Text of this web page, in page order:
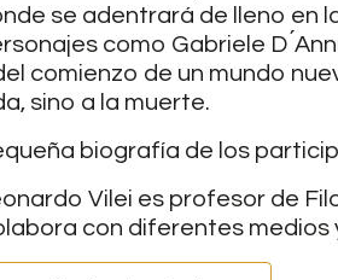
se adentrará de lleno en
como Gabriele D
comienzo de un mundo
sino a la muerte.
biografía de los
Vilei es profesor de
con diferentes medios